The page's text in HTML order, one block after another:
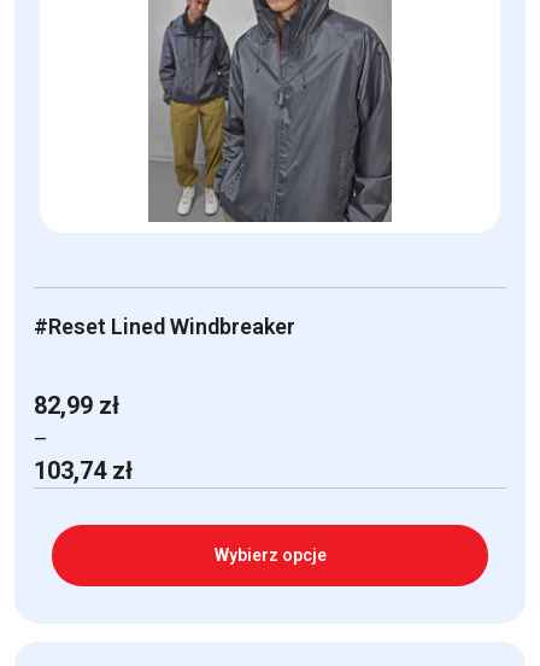
#Reset Lined Windbreaker
82,99 zł
–
103,74 zł
cen:
82,99 zł
Wybierz opcje